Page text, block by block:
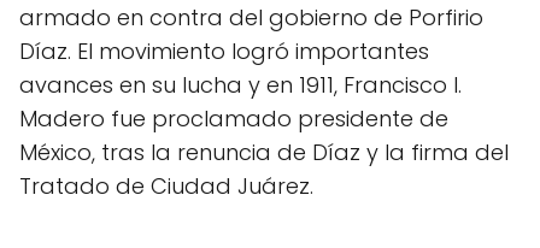
armado en contra del gobierno de Porfirio
Díaz. El movimiento logró importantes
avances en su lucha y en 1911, Francisco I.
Madero fue proclamado presidente de
México, tras la renuncia de Díaz y la firma del
Tratado de Ciudad Juárez.